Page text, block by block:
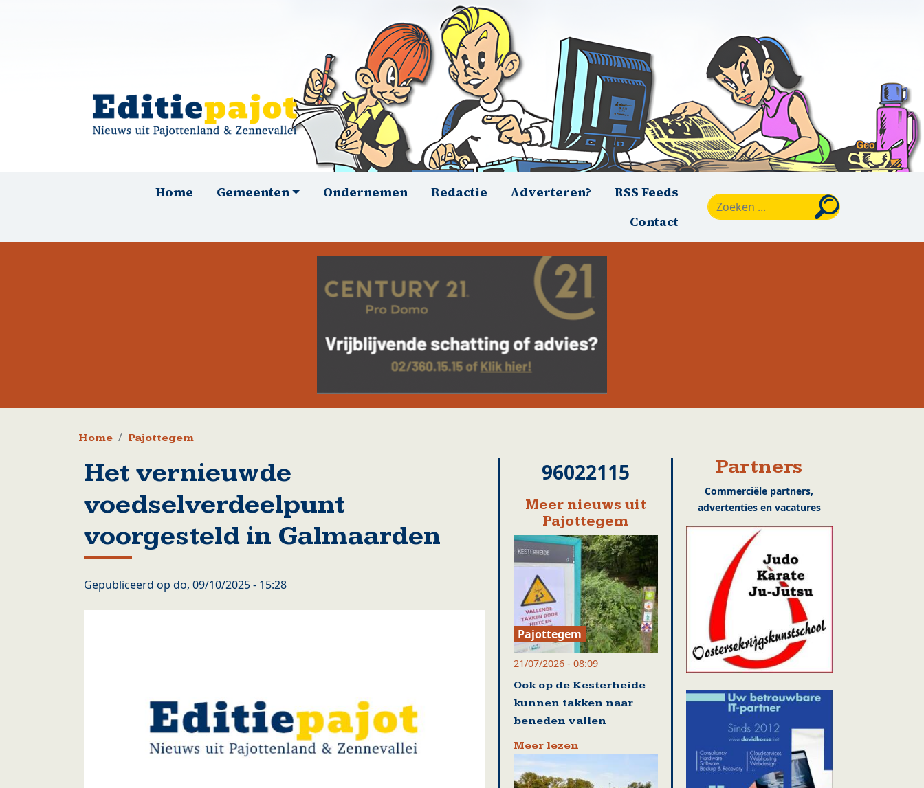
HoofdnavigatieHome Gemeenten Ondernemen Redactie Adverteren?
RSS Feeds
Contact
Kruimelpad
Home Pajottegem
Het vernieuwde
voedselverdeelpunt
voorgesteld in Galmaarden
Gepubliceerd op do, 09/10/2025 - 15:28
96022115
Meer nieuws uit
Pajottegem
Pajottegem
21/07/2026 - 08:09
Ook op de Kesterheide
kunnen takken naar
beneden vallen
Meer lezen
Partners
Commerciële partners,
advertenties en vacatures